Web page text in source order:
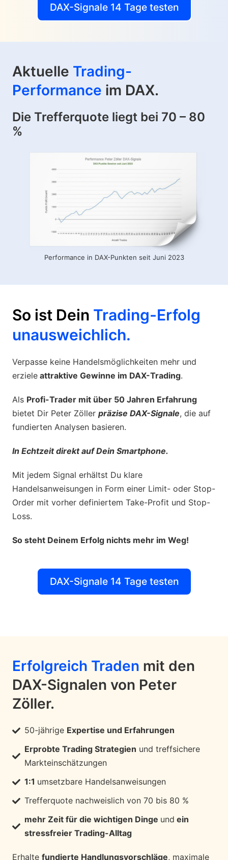
DAX-Signale 14 Tage testen
Aktuelle Trading-
Performance im DAX.
Die Trefferquote liegt bei 70 – 80
%
Performance in DAX-Punkten seit Juni 2023
So ist Dein Trading-Erfolg
unausweichlich.
Verpasse keine Handelsmöglichkeiten mehr und
erziele attraktive Gewinne im DAX-Trading.
Als Profi-Trader mit über 50 Jahren Erfahrung
bietet Dir Peter Zöller präzise DAX-Signale, die auf
fundierten Analysen basieren.
In Echtzeit direkt auf Dein Smartphone.
Mit jedem Signal erhältst Du klare
Handelsanweisungen in Form einer Limit- oder Stop-
Order mit vorher definiertem Take-Profit und Stop-
Loss.
So steht Deinem Erfolg nichts mehr im Weg!
DAX-Signale 14 Tage testen
Erfolgreich Traden mit den
DAX-Signalen von Peter
Zöller.
50-jährige Expertise und Erfahrungen
Erprobte Trading Strategien und treffsichere
Markteinschätzungen
1:1 umsetzbare Handelsanweisungen
Trefferquote nachweislich von 70 bis 80 %
mehr Zeit für die wichtigen Dinge und ein
stressfreier Trading-Alltag
Erhalte fundierte Handlungsvorschläge, maximale